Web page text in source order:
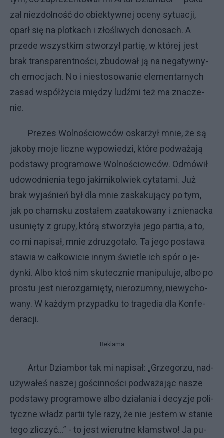
zał nie­zdol­no­ść do obiek­tyw­nej oce­ny sy­tu­acji,
oparł się na plot­ka­ch i zło­śli­wy­ch do­no­sa­ch. A
przede wszyst­kim stwo­rzył par­tię, w któ­rej jest
brak trans­pa­rent­no­ści, zbu­do­wał ją na ne­ga­tyw­ny­
ch emo­cja­ch. No i nie­sto­so­wa­nie ele­men­tar­ny­ch
za­sad współ­ży­cia mię­dzy ludź­mi też ma zna­cze­
nie.
Pre­zes Wol­no­ściow­ców oskar­żył mnie, że są
ja­ko­by mo­je licz­ne wy­po­wie­dzi, któ­re pod­wa­ża­ją
pod­sta­wy pro­gra­mo­we Wol­no­ściow­ców. Od­mó­wił
udo­wod­nie­nia te­go ja­ki­mi­kol­wiek cy­ta­ta­mi. Już
brak wy­ja­śnień był dla mnie za­ska­ku­ją­cy po tym,
jak po cham­sku zo­sta­łem za­ata­ko­wa­ny i znie­nac­ka
usu­nię­ty z gru­py, któ­rą stwo­rzy­ła je­go par­tia, a to,
co mi na­pi­sał, mnie zdru­zgo­ta­ło. Ta je­go po­sta­wa
sta­wia w cał­ko­wi­cie in­nym świe­tle ich spór o je­
dyn­ki. Al­bo ktoś nim sku­tecz­nie ma­ni­pu­lu­je, al­bo po
pro­stu je­st nie­roz­gar­nię­ty, nie­ro­zum­ny, nie­wy­cho­
wa­ny. W każ­dym przy­pad­ku to tra­ge­dia dla Kon­fe­
de­ra­cji.
Reklama
Ar­tur Dziam­bor tak mi na­pi­sał: „Grze­go­rzu, nad­
uży­wa­łeś na­szej go­ścin­no­ści pod­wa­ża­jąc na­sze
pod­sta­wy pro­gra­mo­we al­bo dzia­ła­nia i de­cy­zje po­li­
tycz­ne wła­dz par­tii ty­le ra­zy, że nie je­stem w sta­nie
te­go zli­czyć…” - to je­st wie­rut­ne kłam­stwo! Ja pu­